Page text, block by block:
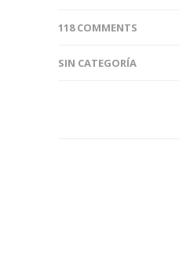
118 COMMENTS
SIN CATEGORÍA